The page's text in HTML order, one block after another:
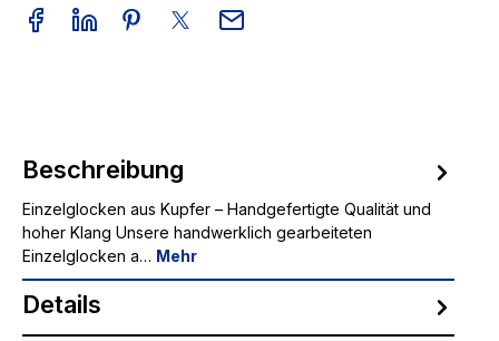
Beschreibung
Einzelglocken aus Kupfer – Handgefertigte Qualität und
hoher Klang Unsere handwerklich gearbeiteten
Einzelglocken a… Mehr
Details